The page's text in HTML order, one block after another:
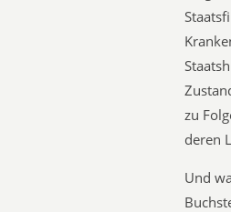
zu
deren
Und